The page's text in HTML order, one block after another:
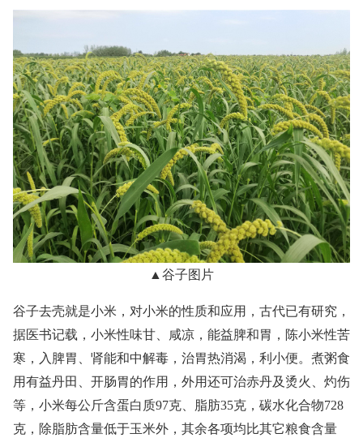
▲谷子图片
谷子去壳就是小米，对小米的性质和应用，古代已有研究，
据医书记载，小米性味甘、咸凉，能益脾和胃，陈小米性苦
寒，入脾胃、肾能和中解毒，治胃热消渴，利小便。煮粥食
用有益丹田、开肠胃的作用，外用还可治赤丹及烫火、灼伤
等，小米每公斤含蛋白质97克、脂肪35克，碳水化合物728
克，除脂肪含量低于玉米外，其余各项均比其它粮食含量